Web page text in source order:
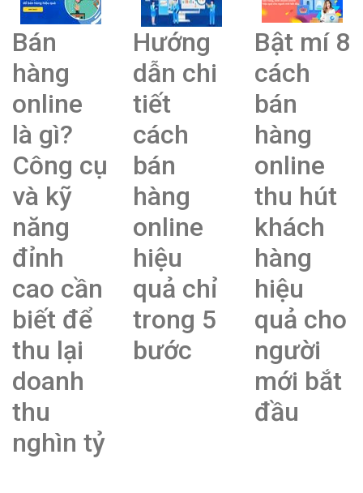
Bán
hàng
online
là gì?
Công cụ
và kỹ
năng
đỉnh
cao cần
biết để
thu lại
doanh
thu
nghìn tỷ
Hướng
dẫn chi
tiết
cách
bán
hàng
online
hiệu
quả chỉ
trong 5
bước
Bật mí 8
cách
bán
hàng
online
thu hút
khách
hàng
hiệu
quả cho
người
mới bắt
đầu